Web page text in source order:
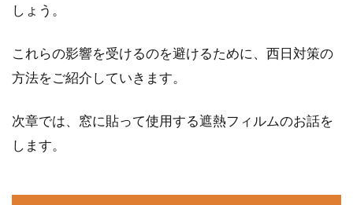
い！」と、困...
窓のサッシにカビが！カビキラーや
カビの繁殖しやすいところはいくつかあります
しょう。
これらの影響を受けるのを避けるために、西日対策の
方法をご紹介していきます。
次章では、窓に貼って使用する遮熱フィルムのお話を
します。